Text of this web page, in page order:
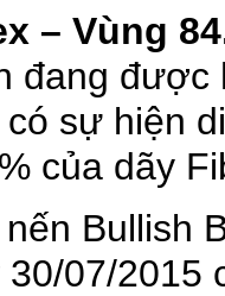
– Vùng
đang
sự hiện
của dãy
Bullish
30/07/2015